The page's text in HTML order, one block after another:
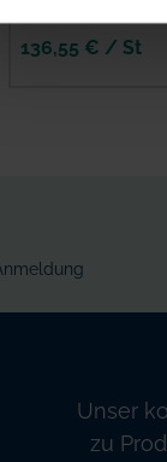
136,55 € / St
Unser
zu